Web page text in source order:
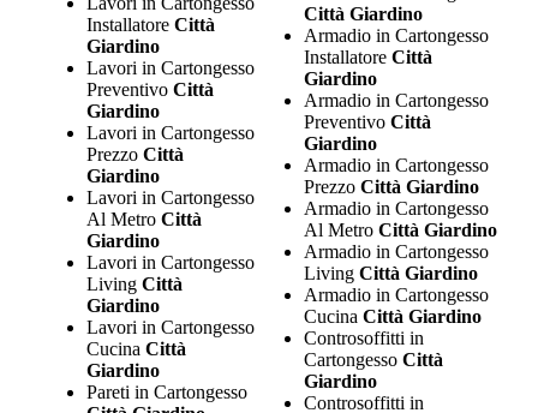
Installatore Città
Giardino
Lavori in Cartongesso
Preventivo Città
Giardino
Lavori in Cartongesso
Prezzo Città
Giardino
Lavori in Cartongesso
Al Metro Città
Giardino
Lavori in Cartongesso
Living Città
Giardino
Lavori in Cartongesso
Cucina Città
Giardino
Pareti in Cartongesso
Città Giardino
Armadio in Cartongesso
InstallatoreCittà
Giardino
Armadio in Cartongesso
PreventivoCittà
Giardino
Armadio in Cartongesso
PrezzoCittà Giardino
Armadio in Cartongesso
Al MetroCittà Giardino
Armadio in Cartongesso
LivingCittà Giardino
Armadio in Cartongesso
CucinaCittà Giardino
Controsoffitti in
CartongessoCittà
Giardino
Controsoffitti in